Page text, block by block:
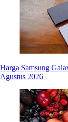
Harga Samsung
Agustus 2026